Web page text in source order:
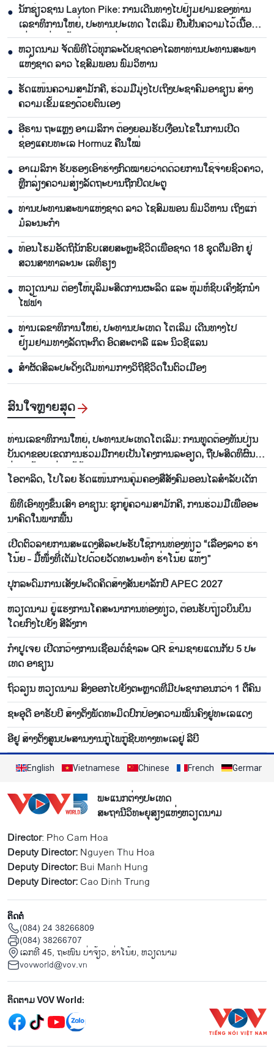
● ນັກຊ່ຽວຊານ Layton Pike: ການເດີນທາງໄປຢ້ຽມຢາມຂອງທ່ານ
ເລຂາທິການໃຫຍ່, ປະທານປະເທດ ໂຕເລິມ ຢືນຢັນຄວາມໄວ້ເນື້ອ
ເຊື່ອໃຈທີ່ນັບມື້ນັບສູງລະຫວ່າງ ຫວຽດນາມ ແລະ ອົດສະຕາລີ
● ຫວຽດນາມ ຈັດພິທີໄວ້ທຸກລະດັບຊາດອາໄລຫາທ່ານປະທານສະພາ
ແຫ່ງຊາດ ລາວ ໄຊສົມພອນ ພົມວິຫານ
● ຮັດແໜ້ນຄວາມສາມັກຄີ, ຮ່ວມມືມຸ່ງໄປເຖິງປະຊາຄົມອາຊຽນ ສ້າງ
ຄວາມເຂັ້ມແຂງດ້ວຍຕົນເອງ
● ອີຣານ ຖະແຫຼງ ອາເມລິກາ ຕ້ອງຍອມຮັບເງື່ອນໄຂໃນການເປີດ
ຊ່ອງແຄບທະເລ Hormuz ຄືນໃໝ່
● ອາເມລິກາ ຮັບຮອງເອົາຮ່າງກົດໝາຍວ່າດດ້ວຍການໃຊ້ຈ່າຍຊົ່ວຄາວ,
ຫຼີກລ່ຽງຄວາມສ່ຽງລັດຖະບານຖືກປິດປະຕູ
● ທ່ານປະທານສະພາແຫ່ງຊາດ ລາວ ໄຊສົມພອນ ພົມວິຫານ ເຖິງແກ່
ມໍລະນະກຳ
● ທ້ອນໂຮມອັດຖິນັກຮົບເສຍສະຫຼະຊີວິດເພື່ອຊາດ 18 ຊຸດຕື່ມອີກ ຢູ່
ສວນສາທາລະນະ ເລທິຣຽງ
● ຫວຽດນາມ ຕ້ອງໃຫ້ບຸລິມະສິດການຜະລິດ ແລະ ຫຸ້ມຫໍ່ຊິບເຄິ່ງຊັກນຳ
ໄຟຟ້າ
● ທ່ານເລຂາທິການໃຫຍ່, ປະທານປະເທດ ໂຕເລິມ ເດີນທາງໄປ
ຢ້ຽມຢາມທາງລັດຖະກິດ ອົດສະຕາລີ ແລະ ນິວຊີແລນ
● ສຳຜັດສິລະປະດັ້ງເດີມທ່າມກາງວິຖີຊີວິດໃນຕົວເມືອງ
ສົນ​ໃຈ​ຫຼາຍ​ສຸດ
ທ່ານ​ເລ​ຂາ​ທິ​ການ​ໃຫຍ່, ປະ​ທານ​ປະ​ເທດ​ໂຕ​ເລິມ: ການ​ທູດ​ຕ້ອງ​ຫັນ​ປ່ຽນ​
ບັນ​ດາ​ຂອບ​ເຂດ​ການ​ຮ່ວມ​ມື​ກາຍ​ເປັນ​ໂຄງ​ການ​ລະ​ອຽດ​, ຖື​ປະ​ສິດ​ທິ​ຜົນ​
ຢ່າງ​ແທ້​ຈິງ​ແມ່ນ​ໄມ້ຫຼ້າ​ວັດ​ແທກ
ໂອ​ຕາ​ລິດ, ໂປ​ໂລຍ ຮັດ​ແໜ້ນ​ການ​ຄຸ້ມ​ຄອງ​ສື່​ສັງ​ຄົມ​ອອນ​ໄລ​ສຳ​ລັບ​ເດັກ
ພິ​ທີ​ເອົາ​ທຸງ​ຂຶ້ນ​ເສົາ ອາ​ຊຽນ: ຊຸກ​ຍູ້​ຄວາມ​ສາ​ມັ​ກ​ຄີ, ການ​ຮ່ວມ​ມື​ເພື່ອ​ອະ​
ນາ​ຄົດ​ໃນ​ພາກ​ພື້ນ
ເປີດ​ຕົວ​ລາຍ​ການ​ສະ​ແດງ​ສິ​ລະ​ປະ​ຮັບ​ໃຊ້​ການ​ທ່ອງ​ທ່ຽວ “ເລື່ອງ​ລາວ ຮ່າ​
ໂນ້ຍ - ມື້​ໜຶ່ງ​ທີ່​ເຕັມ​ໄປ​ດ້ວຍ​ວັດ​ທະ​ນະ​ທໍ​າ ຮ່າ​ໂນ້ຍ ແທ້ໆ”
ປຸກ​ລະ​ດົມ​ການ​ເສັງ​ປະ​ດິດ​ຄິດ​ສ້າງສັນ​ຍາ​ລັກ​ປີ APEC 2027
ຫວຽດ​ນາມ ຍູ້​ແຮງ​ການ​ໂຄ​ສະ​ນາ​ການ​ທ່ອງ​ທ່ຽວ, ຕ້ອນ​ຮັບ​ຖ້ຽວ​ບິນ​ບິນ​
ໂດຍ​ກົງ​ໄປ​ຍັງ ສີ​ລັງ​ກາ
ກຳ​ປູ​ເຈຍ ​ເປີດກວ້າງ​ການ​ເຊື່ອມ​ຕໍ່​ຊຳ​ລະ QR ຂ້າມ​ຊາຍ​ແດນ​ກັບ 5 ປະ​
ເທດ ອາ​ຊຽນ
ຖົ່ວ​ລຽນ ຫວຽດ​ນາມ ສົ່ງ​ອອກ​ໄປ​ຍັງ​ຕະຫຼາດ​ທີ່​ມີ​ປະ​ຊາ​ກອນກວ່າ 1 ຕື້​ຄົນ
ຊະອຸດີ ອາຣັບບີ ສ້າງຕັ້ງພັດທະມິດປົກປ້ອງຄວາມໝັ້ນຄົງຢູ່ທະເລແດງ
ອີ​ຢູ ສ້າງ​ຕັ້ງ​ສູນ​ປະ​ສານ​ງານ​ກູ້​ໄພ​ກູ້​ຊີບ​ທາງ​ທະ​ເລ​ຢູ່ ລີ​ບີ
English Vietnamese Chinese French German
ພະແນກຕ່າງປະເທດ
ສະຖານີວິທະຍຸສຽງແຫ່ງຫວຽດນາມ
Director: Pho Cam Hoa
Deputy Director:Nguyen Thu Hoa
Deputy Director:Bui Manh Hung
Deputy Director:Cao Dinh Trung
ຕິດຕໍ່
(084) 24 38266809
(084) 38266707
ເລກທີ 45, ຖະໜົນ ບ່າ​ຈ້ຽວ, ຮ່າ​ໂນ້ຍ, ຫວຽດນາມ
vovworld@vov.vn
Mạng xã hội
ຕິດຕາມ VOV World: